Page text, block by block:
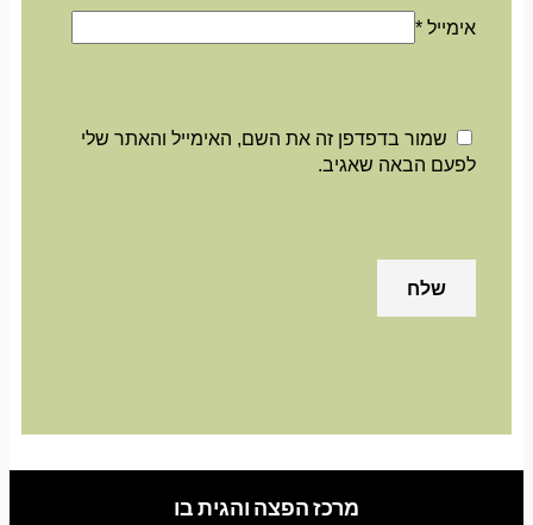
אימייל*
שמור בדפדפן זה את השם, האימייל והאתר שלי
לפעם הבאה שאגיב.
מרכז הפצה והגית בו